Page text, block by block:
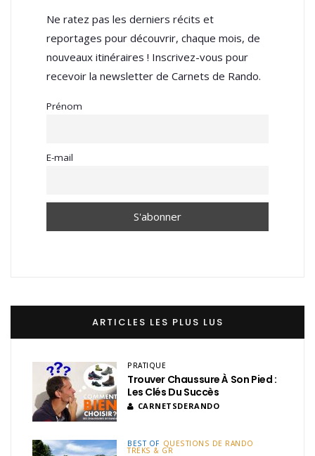
Ne ratez pas les derniers récits et
reportages pour découvrir, chaque mois, de
nouveaux itinéraires ! Inscrivez-vous pour
recevoir la newsletter de Carnets de Rando.
Prénom
E-mail
ARTICLES LES PLUS LUS
PRATIQUE
Trouver Chaussure À Son Pied :
Les Clés Du Succès
CARNETSDERANDO
BEST OF QUESTIONS DE RANDO
TREKS & GR